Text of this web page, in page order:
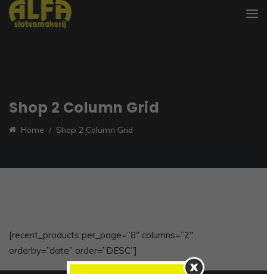
Shop 2 Column Grid
Home Shop 2 Column Grid
[recent_products per_page=”8″ columns=”2″
orderby=”date” order=”DESC”]